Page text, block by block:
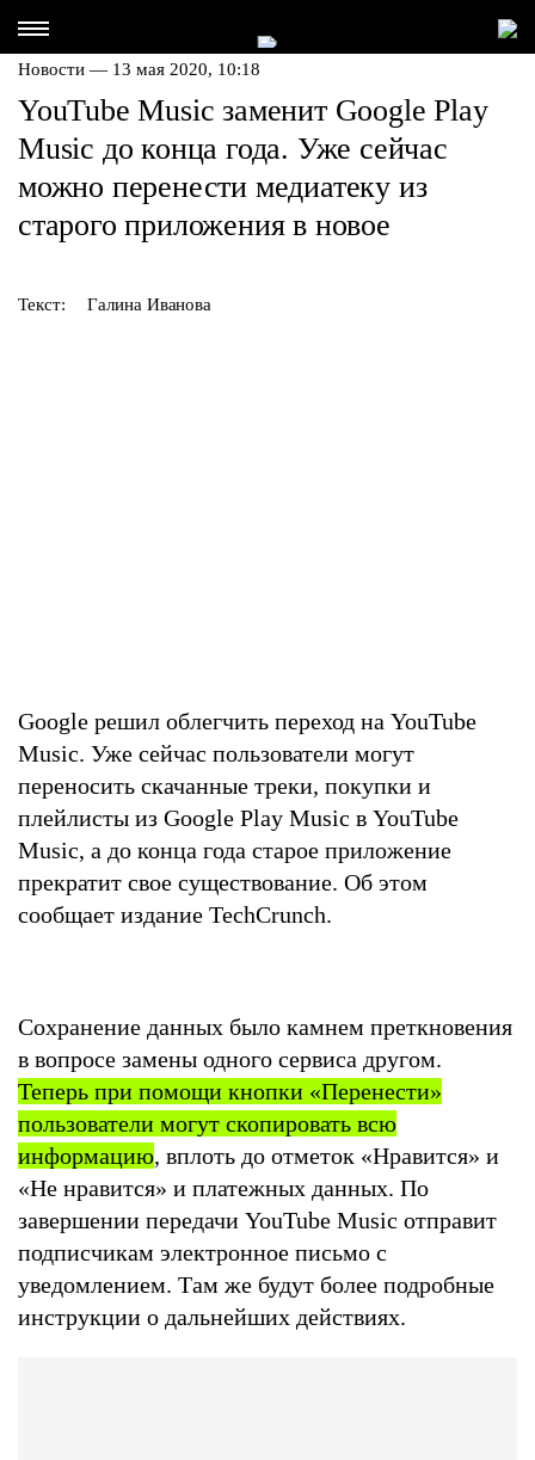
Новости — 13 мая 2020, 10:18
YouTube Music заменит Google Play
Music до конца года. Уже сейчас
можно перенести медиатеку из
старого приложения в новое
Текст: Галина Иванова
Google решил облегчить переход на YouTube
Music. Уже сейчас пользователи могут
переносить скачанные треки, покупки и
плейлисты из Google Play Music в YouTube
Music, а до конца года старое приложение
прекратит свое существование. Об этом
сообщает издание TechCrunch.
Сохранение данных было камнем преткновения
в вопросе замены одного сервиса другом.
Теперь при помощи кнопки «Перенести»
пользователи могут скопировать всю
информацию, вплоть до отметок «Нравится» и
«Не нравится» и платежных данных. По
завершении передачи YouTube Music отправит
подписчикам электронное письмо с
уведомлением. Там же будут более подробные
инструкции о дальнейших действиях.